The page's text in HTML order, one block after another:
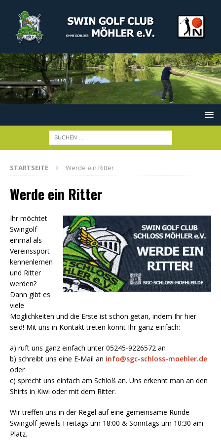
STARTSEITE Werde ein Ritter
Werde ein Ritter
Ihr möchtet
Swingolf
einmal als
Vereinssport
kennenlernen
und Ritter
werden?
Dann gibt es
viele
Möglichkeiten und die Erste ist schon getan, indem Ihr hier
seid! Mit uns in Kontakt treten könnt Ihr ganz einfach:
a) ruft uns ganz einfach unter 05245-9226572 an
b) schreibt uns eine E-Mail an info@sgc-schloss-moehler.de
oder
c) sprecht uns einfach am Schloß an. Uns erkennt man an den
Shirts in Kiwi oder mit dem Ritter.
Wir treffen uns in der Regel auf eine gemeinsame Runde
Swingolf jeweils Freitags um 18:00 & Sonntags um 10:30 am
Platz.